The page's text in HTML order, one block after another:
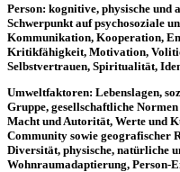
Person: kognitive, physische
Schwerpunkt auf psychosoziale
Kommunikation, Kooperation,
Kritikfähigkeit, Motivation,
Selbstvertrauen, Spiritualität,
Umweltfaktoren: Lebenslagen,
Gruppe, gesellschaftliche
Macht und Autorität, Werte und
Community sowie geografischer
Diversität, physische, natürliche
Wohnraumadaptierung, Person-